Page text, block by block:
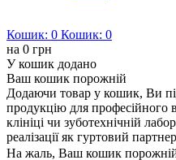
Кошик: 0 Кошик: 0
на 0 грн
У кошик додано
Ваш кошик порожній
Додаючи товар у кошик, Ви
продукцію для професійного
клініці чи зуботехнічній
реалізації як гуртовий
На жаль, Ваш кошик